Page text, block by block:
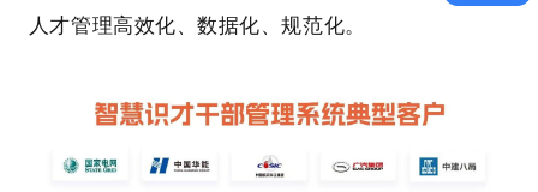
人才管理高效化、数据化、规范化。